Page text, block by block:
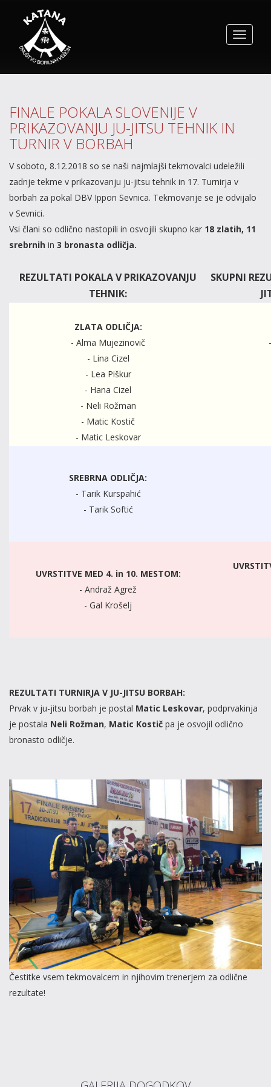
Toggle
FINALE POKALA SLOVENIJE V
PRIKAZOVANJU JU-JITSU TEHNIK IN
TURNIR V BORBAH
V soboto, 8.12.2018 so se naši najmlajši tekmovalci udeležili
zadnje tekme v prikazovanju ju-jitsu tehnik in 17. Turnirja v
borbah za pokal DBV Ippon Sevnica. Tekmovanje se je odvijalo
v Sevnici.
Vsi člani so odlično nastopili in osvojili skupno kar 18 zlatih, 11
srebrnih in 3 bronasta odličja.
REZULTATI POKALA V PRIKAZOVANJU
TEHNIK:
SKUPNI
ZLATA ODLIČJA:
- Alma Mujezinovič
- Lina Cizel
- Lea Piškur
- Hana Cizel
- Neli Rožman
- Matic Kostič
- Matic Leskovar
SREBRNA ODLIČJA:
- Tarik Kurspahić
- Tarik Softić
UVRSTITVE MED 4. in 10. MESTOM:
- Andraž Agrež
- Gal Krošelj
REZULTATI TURNIRJA V JU-JITSU BORBAH:
Prvak v ju-jitsu borbah je postal Matic Leskovar, podprvakinja
je postala Neli Rožman, Matic Kostič pa je osvojil odlično
bronasto odličje.
Čestitke vsem tekmovalcem in njihovim trenerjem za odlične
rezultate!